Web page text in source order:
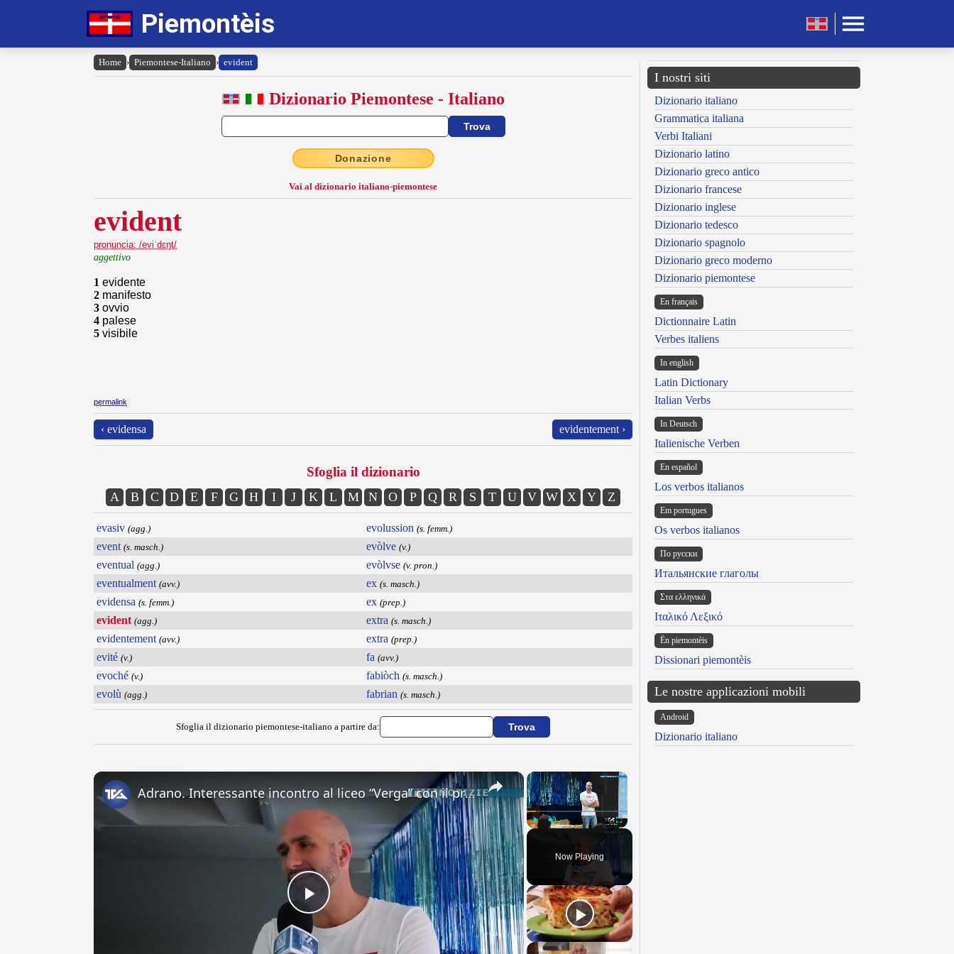
Piemontèis
Home › Piemontese-Italiano › evident
Dizionario Piemontese - Italiano
Donazione
Vai al dizionario italiano-piemontese
evident
pronuncia: /eviˈdɛŋt/
aggettivo
1 evidente
2 manifesto
3 ovvio
4 palese
5 visibile
permalink
‹ evidensa evidentement ›
Sfoglia il dizionario
A B C D E F G H I J K L M N O P Q R S T U V W X Y Z
evasiv (agg.)
event (s. masch.)
eventual (agg.)
eventualment (avv.)
evidensa (s. femm.)
evident (agg.)
evidentement (avv.)
evité (v.)
evoché (v.)
evolù (agg.)
evolussion (s. femm.)
evòlve (v.)
evòlvse (v. pron.)
ex (s. masch.)
ex (prep.)
extra (s. masch.)
extra (prep.)
fa (avv.)
fabiòch (s. masch.)
fabrian (s. masch.)
Sfoglia il dizionario piemontese-italiano a partire da:
×
Fullscreen
Now Playing
×
Play
Adrano. Interessante incontro al liceo “Verga” con il prof. Fabio Gamberini. Studenti del Linguistic
I nostri siti
Dizionario italiano
Grammatica italiana
Verbi Italiani
Dizionario latino
Dizionario greco antico
Dizionario francese
Dizionario inglese
Dizionario tedesco
Dizionario spagnolo
Dizionario greco moderno
Dizionario piemontese
En français
Dictionnaire Latin
Verbes italiens
In english
Latin Dictionary
Italian Verbs
In Deutsch
Italienische Verben
En español
Los verbos italianos
Em portugues
Os verbos italianos
По русски
Итальянские глаголы
Στα ελληνικά
Ιταλικό Λεξικό
Ën piemontèis
Dissionari piemontèis
Le nostre applicazioni mobili
Android
Dizionario italiano